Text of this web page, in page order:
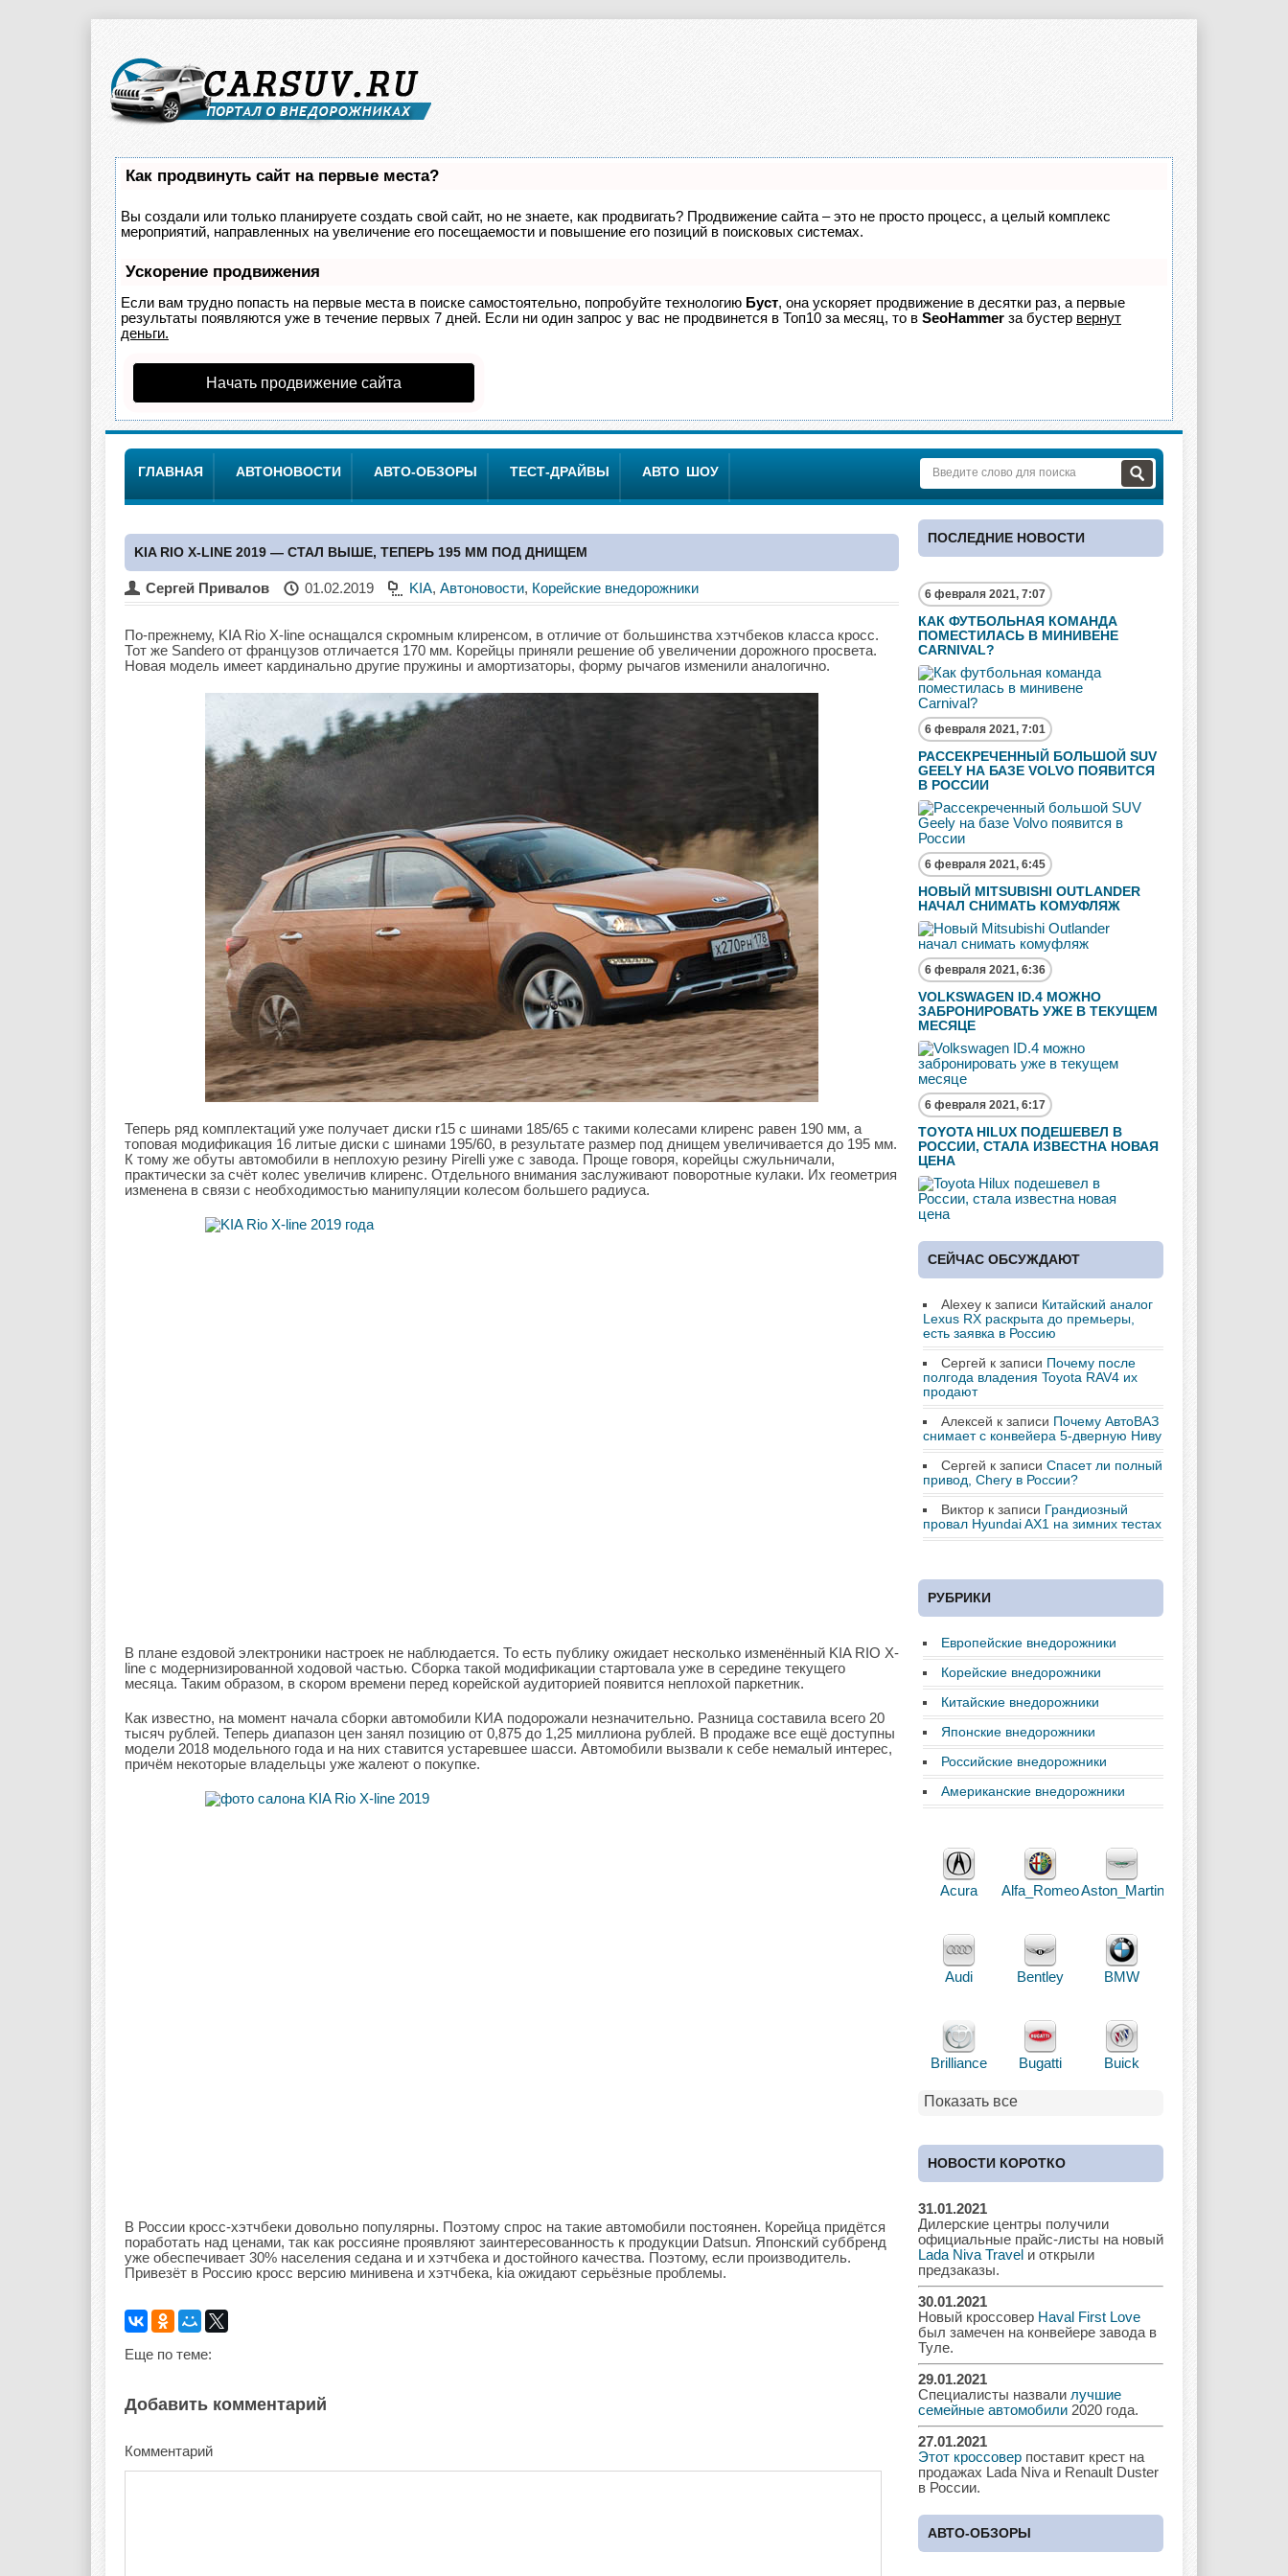
Как продвинуть сайт на первые места?
Вы создали или только планируете создать свой сайт, но не знаете, как продвигать? Продвижение сайта – это не просто процесс, а целый комплекс
мероприятий, направленных на увеличение его посещаемости и повышение его позиций в поисковых системах.
Ускорение продвижения
Если вам трудно попасть на первые места в поиске самостоятельно, попробуйте технологию Буст, она ускоряет продвижение в десятки раз, а первые
результаты появляются уже в течение первых 7 дней. Если ни один запрос у вас не продвинется в Топ10 за месяц, то в SeoHammer за бустер вернут
деньги.
Начать продвижение сайта
ГЛАВНАЯ АВТОНОВОСТИ АВТО-ОБЗОРЫ ТЕСТ-ДРАЙВЫ АВТО ШОУ
KIA RIO X-LINE 2019 — СТАЛ ВЫШЕ, ТЕПЕРЬ 195 ММ ПОД ДНИЩЕМ
Сергей Привалов 01.02.2019 KIA, Автоновости, Корейские внедорожники
По-прежнему, KIA Rio X-line оснащался скромным клиренсом, в отличие от большинства хэтчбеков класса кросс.
Тот же Sandero от французов отличается 170 мм. Корейцы приняли решение об увеличении дорожного просвета.
Новая модель имеет кардинально другие пружины и амортизаторы, форму рычагов изменили аналогично.
Теперь ряд комплектаций уже получает диски r15 с шинами 185/65 с такими колесами клиренс равен 190 мм, а
топовая модификация 16 литые диски с шинами 195/60, в результате размер под днищем увеличивается до 195 мм.
К тому же обуты автомобили в неплохую резину Pirelli уже с завода. Проще говоря, корейцы сжульничали,
практически за счёт колес увеличив клиренс. Отдельного внимания заслуживают поворотные кулаки. Их геометрия
изменена в связи с необходимостью манипуляции колесом большего радиуса.
В плане ездовой электроники настроек не наблюдается. То есть публику ожидает несколько изменённый KIA RIO X-
line с модернизированной ходовой частью. Сборка такой модификации стартовала уже в середине текущего
месяца. Таким образом, в скором времени перед корейской аудиторией появится неплохой паркетник.
Как известно, на момент начала сборки автомобили КИА подорожали незначительно. Разница составила всего 20
тысяч рублей. Теперь диапазон цен занял позицию от 0,875 до 1,25 миллиона рублей. В продаже все ещё доступны
модели 2018 модельного года и на них ставится устаревшее шасси. Автомобили вызвали к себе немалый интерес,
причём некоторые владельцы уже жалеют о покупке.
В России кросс-хэтчбеки довольно популярны. Поэтому спрос на такие автомобили постоянен. Корейца придётся
поработать над ценами, так как россияне проявляют заинтересованность к продукции Datsun. Японский суббренд
уже обеспечивает 30% населения седана и и хэтчбека и достойного качества. Поэтому, если производитель.
Привезёт в Россию кросс версию минивена и хэтчбека, kia ожидают серьёзные проблемы.
Еще по теме:
Добавить комментарий
Комментарий
ПОСЛЕДНИЕ НОВОСТИ
6 февраля 2021, 7:07
КАК ФУТБОЛЬНАЯ КОМАНДА
ПОМЕСТИЛАСЬ В МИНИВЕНЕ
CARNIVAL?
6 февраля 2021, 7:01
РАССЕКРЕЧЕННЫЙ БОЛЬШОЙ SUV
GEELY НА БАЗЕ VOLVO ПОЯВИТСЯ
В РОССИИ
6 февраля 2021, 6:45
НОВЫЙ MITSUBISHI OUTLANDER
НАЧАЛ СНИМАТЬ КОМУФЛЯЖ
6 февраля 2021, 6:36
VOLKSWAGEN ID.4 МОЖНО
ЗАБРОНИРОВАТЬ УЖЕ В ТЕКУЩЕМ
МЕСЯЦЕ
6 февраля 2021, 6:17
TOYOTA HILUX ПОДЕШЕВЕЛ В
РОССИИ, СТАЛА ИЗВЕСТНА НОВАЯ
ЦЕНА
СЕЙЧАС ОБСУЖДАЮТ
Alexey к записи Китайский аналог
Lexus RX раскрыта до премьеры,
есть заявка в Россию
Сергей к записи Почему после
полгода владения Toyota RAV4 их
продают
Алексей к записи Почему АвтоВАЗ
снимает с конвейера 5-дверную Ниву
Сергей к записи Спасет ли полный
привод, Chery в России?
Виктор к записи Грандиозный
провал Hyundai AX1 на зимних тестах
РУБРИКИ
Европейские внедорожники
Корейские внедорожники
Китайские внедорожники
Японские внедорожники
Российские внедорожники
Американские внедорожники
Acura Alfa_RomeoAston_Martin
Audi Bentley BMW
Brilliance Bugatti Buick
Cadillac Chery Chevrolet
Chrysler Citroen Dacia
Daewoo Dodge Dongfeng
Ferrari Fiat Ford
Great Wall
Показать все
НОВОСТИ КОРОТКО
31.01.2021
Дилерские центры получили
официальные прайс-листы на новый
Lada Niva Travel и открыли
предзаказы.
30.01.2021
Новый кроссовер Haval First Love
был замечен на конвейере завода в
Туле.
29.01.2021
Специалисты назвали лучшие
семейные автомобили 2020 года.
27.01.2021
Этот кроссовер поставит крест на
продажах Lada Niva и Renault Duster
в России.
АВТО-ОБЗОРЫ